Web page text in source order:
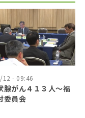
- 09:46
腺がん４１３人〜福
委員会